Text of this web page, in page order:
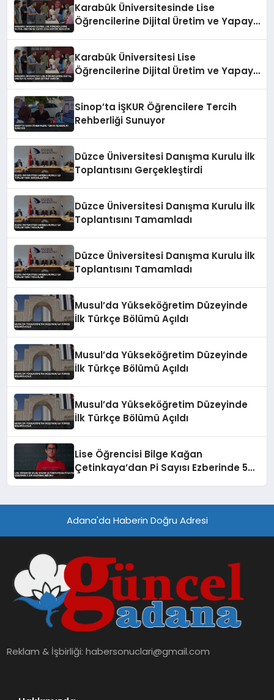
Karabük Üniversitesinde Lise
Öğrencilerine Dijital Üretim ve Yapay
Karabük Üniversitesi Lise
Öğrencilerine Dijital Üretim ve Yapay
Sinop’ta İŞKUR Öğrencilere Tercih
Rehberliği Sunuyor
Düzce Üniversitesi Danışma Kurulu İlk
Toplantısını Gerçekleştirdi
Düzce Üniversitesi Danışma Kurulu İlk
Toplantısını Tamamladı
Düzce Üniversitesi Danışma Kurulu İlk
Toplantısını Tamamladı
Musul’da Yükseköğretim Düzeyinde
İlk Türkçe Bölümü Açıldı
Musul’da Yükseköğretim Düzeyinde
İlk Türkçe Bölümü Açıldı
Musul’da Yükseköğretim Düzeyinde
İlk Türkçe Bölümü Açıldı
Lise Öğrencisi Bilge Kağan
Çetinkaya’dan Pi Sayısı Ezberinde 5
Adana'da Haberin Doğru Adresi
Reklam & İşbirliği:habersonuclari@gmail.com